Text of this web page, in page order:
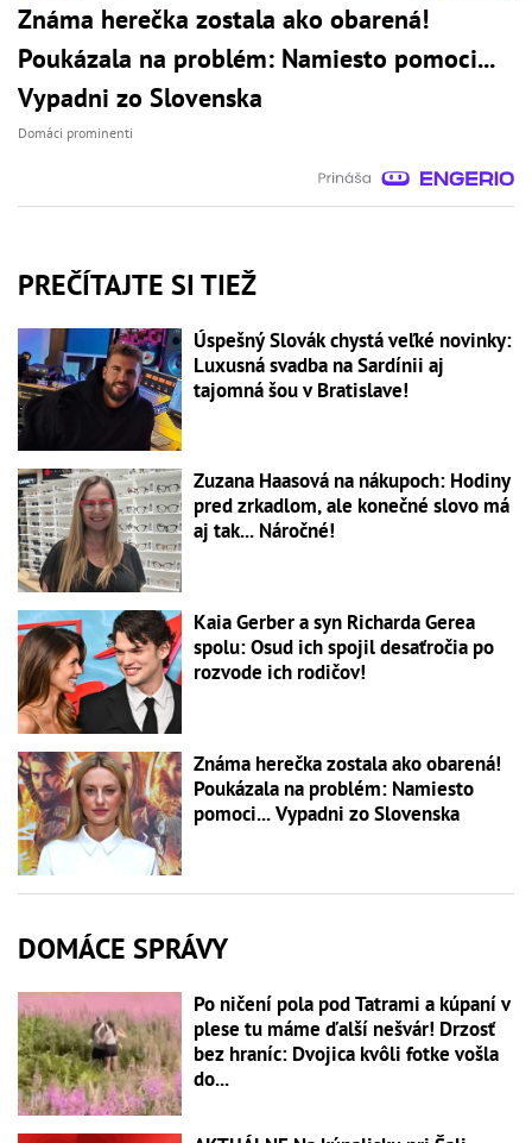
Známa herečka zostala ako obarená!
Poukázala na problém: Namiesto pomoci...
Vypadni zo Slovenska
Domáci prominenti
PREČÍTAJTE SI TIEŽ
Úspešný Slovák chystá veľké novinky:
Luxusná svadba na Sardínii aj
tajomná šou v Bratislave!
Zuzana Haasová na nákupoch: Hodiny
pred zrkadlom, ale konečné slovo má
aj tak... Náročné!
Kaia Gerber a syn Richarda Gerea
spolu: Osud ich spojil desaťročia po
rozvode ich rodičov!
Známa herečka zostala ako obarená!
Poukázala na problém: Namiesto
pomoci... Vypadni zo Slovenska
DOMÁCE SPRÁVY
Po ničení pola pod Tatrami a kúpaní v
plese tu máme ďalší nešvár! Drzosť
bez hraníc: Dvojica kvôli fotke vošla
do...